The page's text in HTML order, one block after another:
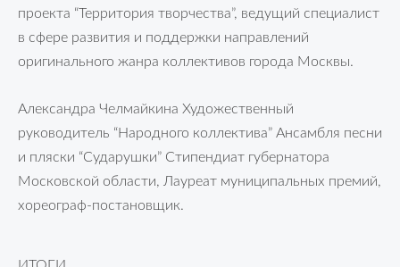
проекта “Территория творчества”, ведущий специалист
в сфере развития и поддержки направлений
оригинального жанра коллективов города Москвы.
Александра Челмайкина Художественный
руководитель “Народного коллектива” Ансамбля песни
и пляски “Сударушки” Стипендиат губернатора
Московской области, Лауреат муниципальных премий,
хореограф-постановщик.